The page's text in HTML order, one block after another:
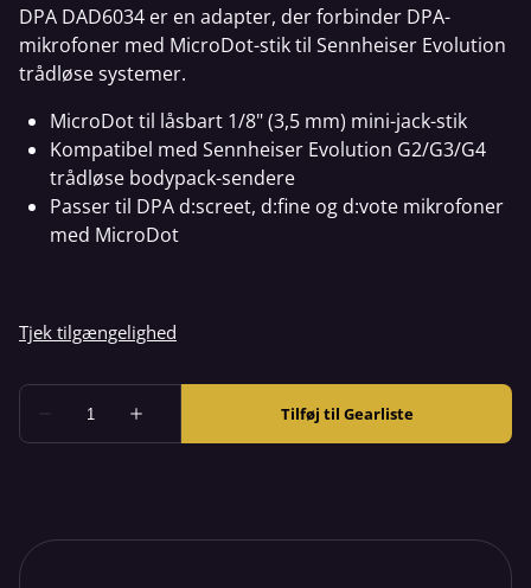
DPA DAD6034 er en adapter, der forbinder DPA-
mikrofoner med MicroDot-stik til Sennheiser Evolution
trådløse systemer.
MicroDot til låsbart 1/8" (3,5 mm) mini-jack-stik
Kompatibel med Sennheiser Evolution G2/G3/G4
trådløse bodypack-sendere
Passer til DPA d:screet, d:fine og d:vote mikrofoner
med MicroDot